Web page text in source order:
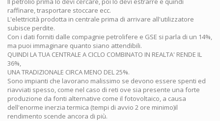
raffinare, trasportare stoccare ecc.
L'elettricità prodotta in centrale prima di arrivare all'utilizzatore
subisce perdite.
Con i dati forniti dalle compagnie petrolifere e GSE si parla di un 14%,
ma puoi immaginare quanto siano attendibili.
QUINDI LA TUA CENTRALE A CICLO COMBINATO IN REALTA' RENDE IL
36%,
UNA TRADIZIONALE CIRCA MENO DEL 25%.
Sono impianti che lavorano malissimo se devono essere spenti ed
riavviati spesso, come nel caso di reti ove sia presente una forte
produzione da fonti alternative come il fotovoltaico, a causa
dell'enorme inerzia termica (tempi di avvio 2 ore minimo)il
rendimento scende ancora di più.